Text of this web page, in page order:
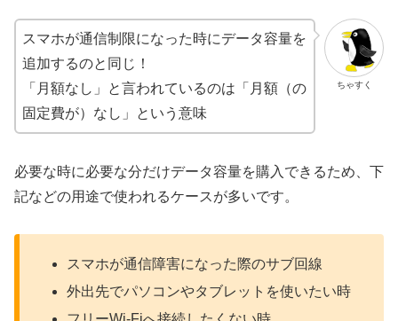
ちゃすく
スマホが通信制限になった時にデータ容量を
追加するのと同じ！
「月額なし」と言われているのは「月額（の
固定費が）なし」という意味
必要な時に必要な分だけデータ容量を購入できるため、下
記などの用途で使われるケースが多いです。
スマホが通信障害になった際のサブ回線
外出先でパソコンやタブレットを使いたい時